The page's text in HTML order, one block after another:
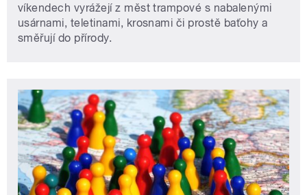
víkendech vyrážejí z měst trampové s nabalenými
usárnami, teletinami, krosnami či prostě baťohy a
směřují do přírody.